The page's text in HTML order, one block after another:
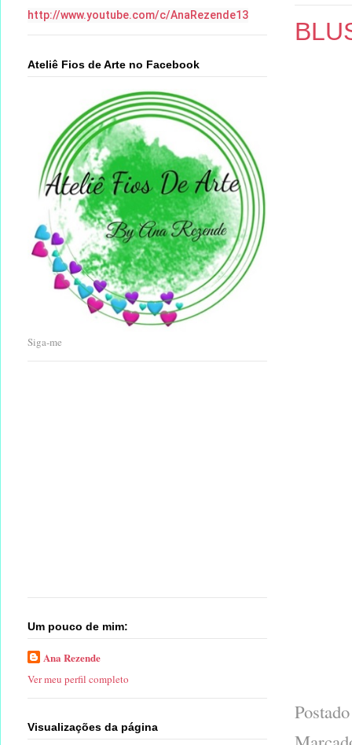
http://www.youtube.com/c/AnaRezende13
Ateliê Fios de Arte no Facebook
Siga-me
Um pouco de mim:
Ana Rezende
Ver meu perfil completo
Visualizações da página